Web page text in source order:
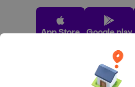
App Store Google play
Pide tu comida favorita cerca de ti